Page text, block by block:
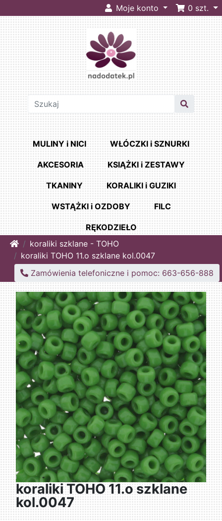
Moje konto 0 szt.
MULINY i NICI WŁÓCZKI i SZNURKI
AKCESORIA KSIĄŻKI i ZESTAWY
TKANINY KORALIKI i GUZIKI
WSTĄŻKI i OZDOBY FILC
RĘKODZIEŁO
Homekoraliki szklane - TOHO
koraliki TOHO 11.o szklane kol.0047
Zamówienia telefoniczne i pomoc: 663-656-888
koraliki TOHO 11.o szklane
kol.0047